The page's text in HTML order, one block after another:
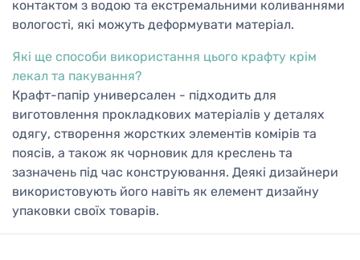
контактом з водою та екстремальними коливаннями
вологості, які можуть деформувати матеріал.
Які ще способи використання цього крафту крім
лекал та пакування?
Крафт-папір универсален - підходить для
виготовлення прокладкових матеріалів у деталях
одягу, створення жорстких элементів комірів та
поясів, а також як чорновик для креслень та
зазначень під час конструювання. Деякі дизайнери
використовують його навіть як елемент дизайну
упаковки своїх товарів.